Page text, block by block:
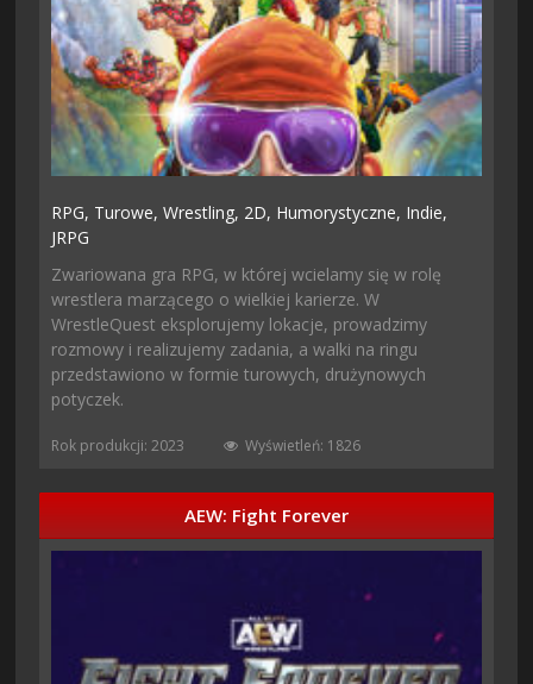
RPG, Turowe,Wrestling, 2D, Humorystyczne, Indie,
JRPG
Zwariowana gra RPG, w której wcielamy się w rolę
wrestlera marzącego o wielkiej karierze. W
WrestleQuest eksplorujemy lokacje, prowadzimy
rozmowy i realizujemy zadania, a walki na ringu
przedstawiono w formie turowych, drużynowych
potyczek.
Rok produkcji: 2023 Wyświetleń: 1826
AEW: Fight Forever